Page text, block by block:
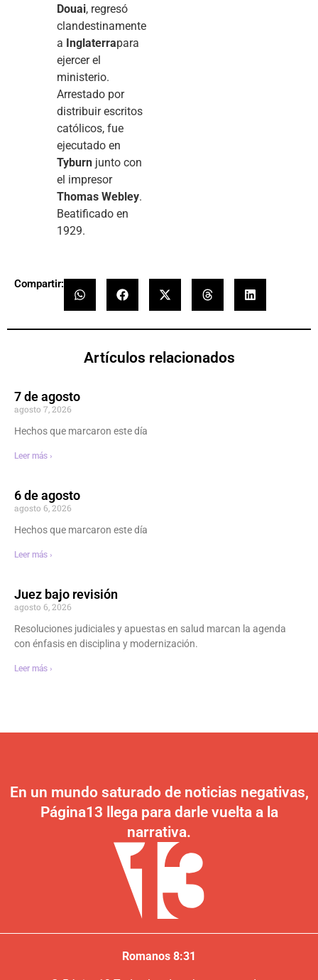
Douai, regresó
clandestinamente
a Inglaterrapara
ejercer el
ministerio.
Arrestado por
distribuir escritos
católicos, fue
ejecutado en
Tyburn junto con
el impresor
Thomas Webley.
Beatificado en
1929.
Compartir:
Artículos relacionados
7 de agosto
agosto 7, 2026
Hechos que marcaron este día
Leer más ›
6 de agosto
agosto 6, 2026
Hechos que marcaron este día
Leer más ›
Juez bajo revisión
agosto 6, 2026
Resoluciones judiciales y apuestas en salud marcan la agenda
con énfasis en disciplina y modernización.
Leer más ›
En un mundo saturado de noticias negativas,
Página13 llega para darle vuelta a la
narrativa.
Romanos 8:31